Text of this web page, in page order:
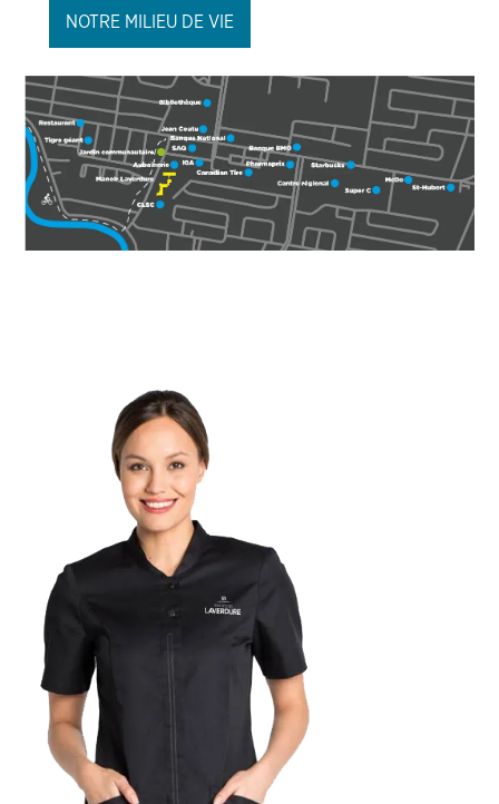
NOTRE MILIEU DE VIE